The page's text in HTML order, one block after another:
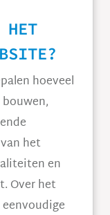
HET
hoeveel
het
en
Over het